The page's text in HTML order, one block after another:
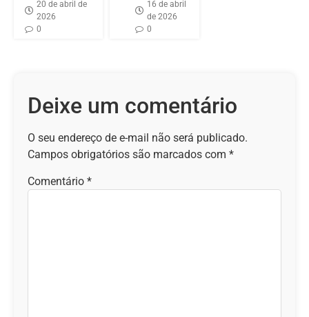
20 de abril de
2026
0
16 de abril
de 2026
0
Deixe um comentário
O seu endereço de e-mail não será publicado.
Campos obrigatórios são marcados com *
Comentário *